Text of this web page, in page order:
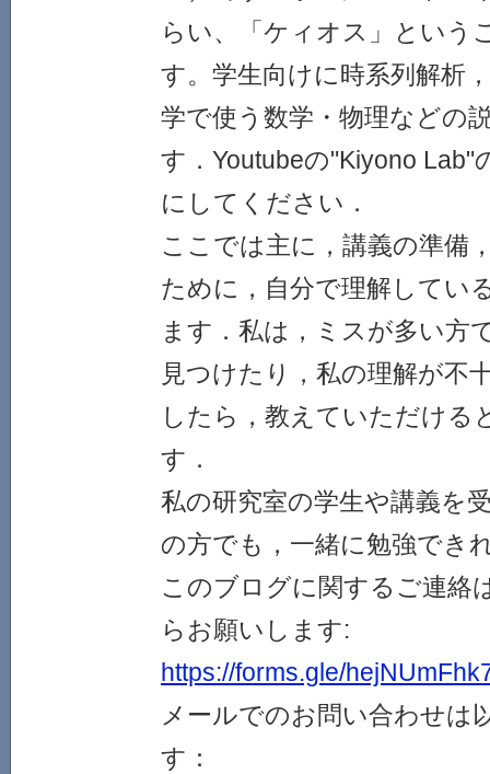
らい、「ケィオス」という
す。学生向けに時系列解析
学で使う数学・物理などの
す．Youtubeの"Kiyono Lab"
にしてください．
ここでは主に，講義の準備
ために，自分で理解してい
ます．私は，ミスが多い方
見つけたり，私の理解が不
したら，教えていただける
す．
私の研究室の学生や講義を
の方でも，一緒に勉強でき
このブログに関するご連絡
らお願いします:
https://forms.gle/
メールでのお問い合わせは
す：